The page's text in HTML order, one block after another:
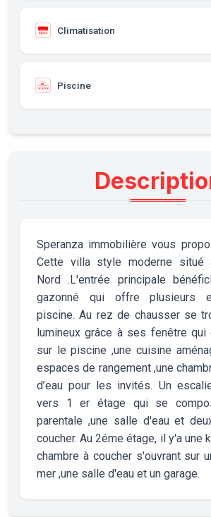
Climatisation
Piscine
Speranza immobilière vous
Cette villa style moderne situé
Nord .L'entrée principale
gazonné qui offre plusieurs
piscine. Au rez de chausser se
lumineux grâce à ses fenêtre qui
sur le piscine ,une cuisine
espaces de rangement ,une
d’eau pour les invités. Un
vers 1 er étage qui se
parentale ,une salle d'eau et
coucher. Au 2éme étage, il y'a une
chambre à coucher s'ouvrant sur
mer ,une salle d'eau et un garage.